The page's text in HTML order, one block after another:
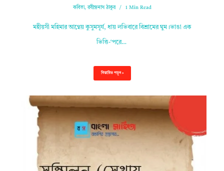
কবিতা,রবীন্দ্রনাথ ঠাকুর 1 Min Read
মহীয়সী মহিমার আগ্নেয় কুসুমসূর্য, ধায় লভিবারে বিশ্রামের ঘুম।ভাঙা এক
ভিত্তি-‘পরে…
বিস্তারিত পড়ুন »